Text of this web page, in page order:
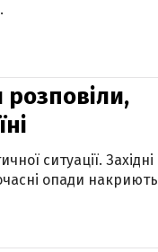
ситуації. Західні
опади накриють